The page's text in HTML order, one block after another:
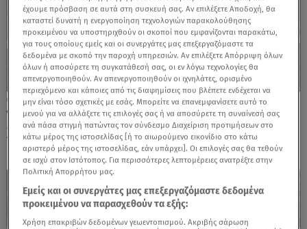
21.05.25, 09:00
VW ID. Buzz: Παγκόσμιο Αυτοκίνητο της
Χρονιάς 2025 για τη σχεδίασή του
έχουμε πρόσβαση σε αυτά στη συσκευή σας. Αν επιλέξετε Αποδοχή, θα
καταστεί δυνατή η ενεργοποίηση τεχνολογιών παρακολούθησης
προκειμένου να υποστηριχθούν οι σκοποί που εμφανίζονται παρακάτω,
για τους οποίους εμείς και οι συνεργάτες μας επεξεργαζόμαστε τα
δεδομένα με σκοπό την παροχή υπηρεσιών. Αν επιλέξετε Απόρριψη όλων
όλων ή αποσύρετε τη συγκατάθεσή σας, οι εν λόγω τεχνολογίες θα
απενεργοποιηθούν. Αν απενεργοποιηθούν οι ιχνηλάτες, ορισμένο
περιεχόμενο και κάποιες από τις διαφημίσεις που βλέπετε ενδέχεται να
μην είναι τόσο σχετικές με εσάς. Μπορείτε να επανεμφανίσετε αυτό το
μενού για να αλλάξετε τις επιλογές σας ή να αποσύρετε τη συναίνεσή σας
ανά πάσα στιγμή πατώντας τον σύνδεσμο Διαχείριση προτιμήσεων στο
κάτω μέρος της ιστοσελίδας [ή το αιωρούμενο εικονίδιο στο κάτω
αριστερό μέρος της ιστοσελίδας, εάν υπάρχει]. Οι επιλογές σας θα τεθούν
σε ισχύ στον Ιστότοπος. Για περισσότερες λεπτομέρειες ανατρέξτε στην
Πολιτική Απορρήτου μας.
Εμείς και οι συνεργάτες μας επεξεργαζόμαστε δεδομένα
προκειμένου να παρασχεθούν τα εξής:
Χρήση επακριβών δεδομένων γεωεντοπισμού. Ακριβής σάρωση